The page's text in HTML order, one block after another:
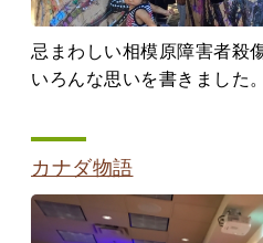
忌まわしい相模原障害者殺
いろんな思いを書きました。
カナダ物語